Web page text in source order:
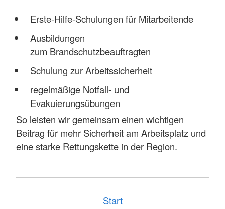
Erste-Hilfe-Schulungen für Mitarbeitende
Ausbildungen
zum Brandschutzbeauftragten
Schulung zur Arbeitssicherheit
regelmäßige Notfall- und
Evakuierungsübungen
So leisten wir gemeinsam einen wichtigen
Beitrag für mehr Sicherheit am Arbeitsplatz und
eine starke Rettungskette in der Region.
Start